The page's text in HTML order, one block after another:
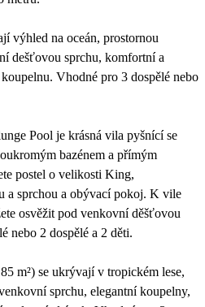
výhled na oceán, prostornou
dešťovou sprchu, komfortní a
Vhodné pro 3 dospělé nebo
Pool je krásná vila pyšnící se
bazénem a přímým
postel o velikosti King,
a sprchou a obývací pokoj. K vile
osvěžit pod venkovní děšťovou
nebo 2 dospělé a 2 děti.
m²) se ukrývají v tropickém lese,
sprchu, elegantní koupelny,